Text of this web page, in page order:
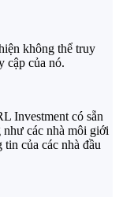
không thể truy
cập của nó.
Investment có sẵn
các nhà môi giới
của các nhà đầu